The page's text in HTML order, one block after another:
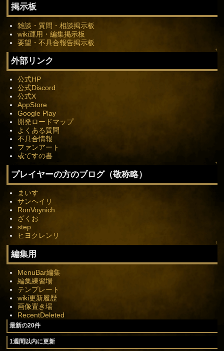
掲示板
雑談・質問・相談掲示板
wiki運用・編集掲示板
要望・不具合報告掲示板
↑
外部リンク
公式HP
公式Discord
公式X
AppStore
Google Play
開発ロードマップ
よくある質問
不具合情報
ファンアート
或てすの書
↑
プレイヤーの方のブログ（敬称略）
まいす
サンヘイリ
RonVoynich
ざくお
step
ヒヨクレンリ
↑
編集用
MenuBar編集
編集練習場
テンプレート
wiki更新履歴
画像置き場
RecentDeleted
最新の20件
1週間以内に更新